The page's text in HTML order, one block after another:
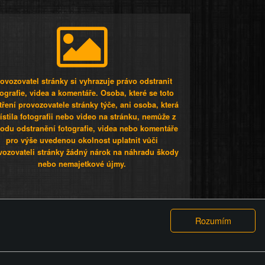
stránky si vyhrazuje právo odstranit
videa a komentáře. Osoba, které se toto
provozovatele stránky týče, ani osoba, která
fotografii nebo video na stránku, nemůže z
odstranění fotografie, videa nebo komentáře
pro výše uvedenou okolnost uplatnit vůči
stránky žádný nárok na náhradu škody
nebo nemajetkové újmy.
GDPR COOKIES